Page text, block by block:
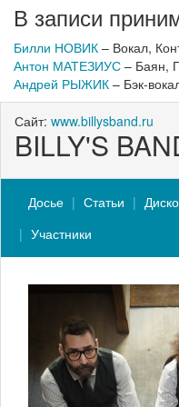
В записи
Билли НОВИК – Вокал,
Антон МАТЕЗИУС – Баян,
Андрей РЫЖИК – Бэк-
Сайт: www.billysband.ru
BILLY'S
Досье Статьи
Участники